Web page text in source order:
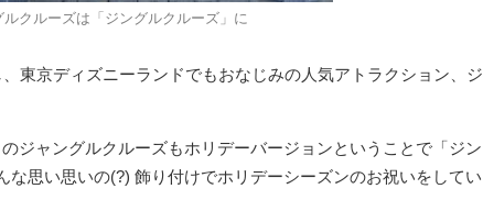
ルクルーズは「ジングルクルーズ」に
東京ディズニーランドでもおなじみの人気アトラクション、ジ
ジャングルクルーズもホリデーバージョンということで「ジン
な思い思いの(?) 飾り付けでホリデーシーズンのお祝いをしてい